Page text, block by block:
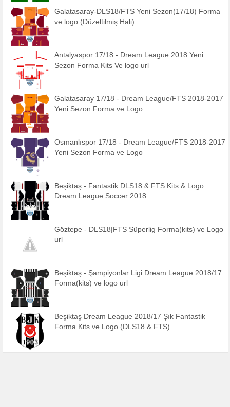
Galatasaray-DLS18/FTS Yeni Sezon(17/18) Forma
ve logo (Düzeltilmiş Hali)
Antalyaspor 17/18 - Dream League 2018 Yeni
Sezon Forma Kits Ve logo url
Galatasaray 17/18 - Dream League/FTS 2018-2017
Yeni Sezon Forma ve Logo
Osmanlıspor 17/18 - Dream League/FTS 2018-2017
Yeni Sezon Forma ve Logo
Beşiktaş - Fantastik DLS18 & FTS Kits & Logo
Dream League Soccer 2018
Göztepe - DLS18|FTS Süperlig Forma(kits) ve Logo
url
Beşiktaş - Şampiyonlar Ligi Dream League 2018/17
Forma(kits) ve logo url
Beşiktaş Dream League 2018/17 Şık Fantastik
Forma Kits ve Logo (DLS18 & FTS)